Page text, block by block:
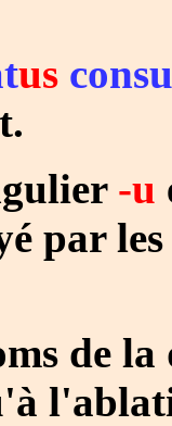
us
-u
par les
de